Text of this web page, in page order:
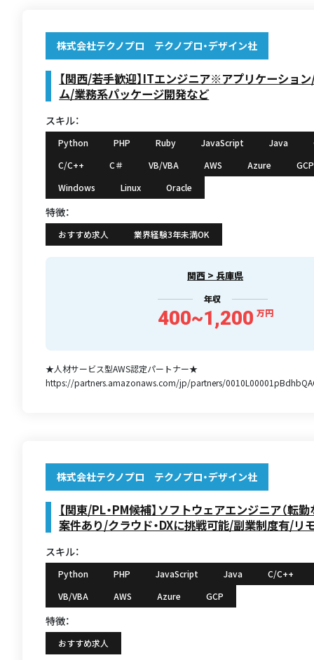
株式会社テクノプロ テクノプロ・デザイン社
【関西/若手歓迎】ITエンジニア※アプリケーショ
ム/業務系パッケージ開発など
スキル：
Python PHP Ruby JavaScript Java
C/C++
C＃ VB/VBA AWS Azure
GCP
Windows
Linux Oracle
特徴：
おすすめ求人 業界経験3年未満OK
関西 > 兵庫県
年収
400~1,200 万円
★人材サービス型AWS認定パートナー★
https://partners.amazonaws.com/jp/partners/
株式会社テクノプロ テクノプロ・デザイン社
【関東/PL・PM候補】ソフトウェアエンジニア（転
案件あり/クラウド・DXに挑戦可能/副業制度有/リ
スキル：
Python PHP JavaScript Java
C/C++
VB/VBA
AWS Azure GCP
特徴：
おすすめ求人